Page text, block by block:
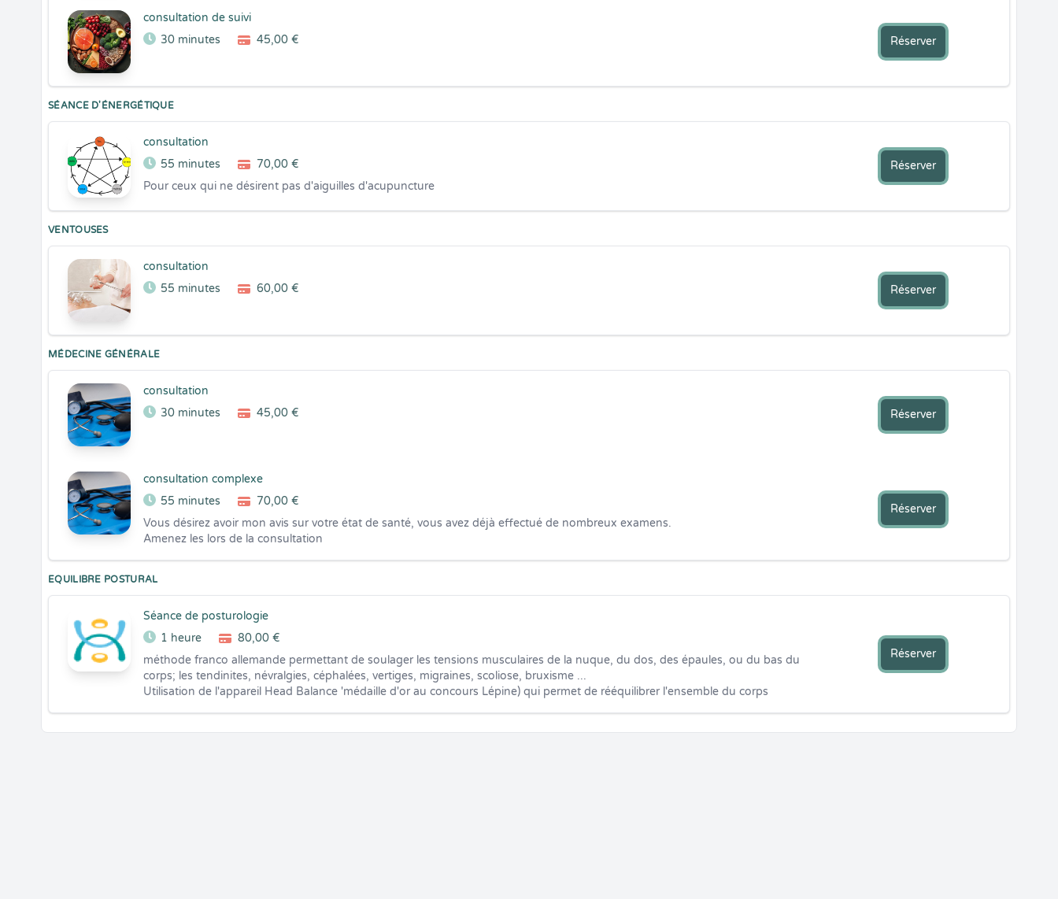
consultation de suivi
30 minutes
45,00 € Réserver
SÉANCE D'ÉNERGÉTIQUE
consultation
55 minutes
70,00 €
Pour ceux qui ne désirent pas d'aiguilles d'acupuncture
Réserver
VENTOUSES
consultation
55 minutes
60,00 € Réserver
MÉDECINE GÉNÉRALE
consultation
30 minutes
45,00 € Réserver
consultation complexe
55 minutes
70,00 €
Vous désirez avoir mon avis sur votre état de santé, vous avez déjà effectué de nombreux examens.
Amenez les lors de la consultation
Réserver
EQUILIBRE POSTURAL
Séance de posturologie
1 heure
80,00 €
méthode franco allemande permettant de soulager les tensions musculaires de la nuque, du dos, des épaules, ou du bas du
corps; les tendinites, névralgies, céphalées, vertiges, migraines, scoliose, bruxisme ...
Utilisation de l'appareil Head Balance 'médaille d'or au concours Lépine) qui permet de rééquilibrer l'ensemble du corps
Réserver